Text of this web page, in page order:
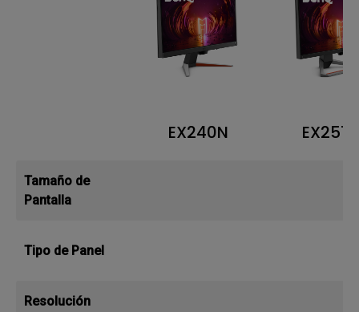
EX240N
Tamaño de
Pantalla
Tipo de Panel
Resolución